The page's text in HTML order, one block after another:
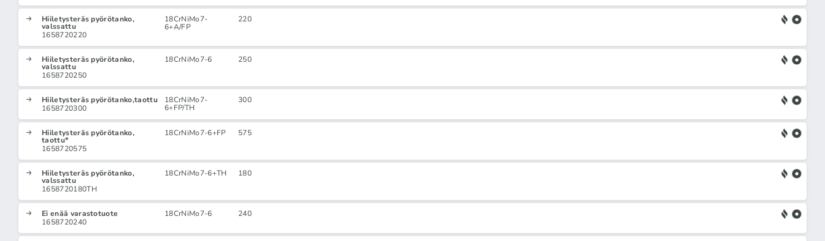
Hiiletysteräs pyörötanko,
valssattu
1658720220
18CrNiMo7-
6+A/FP
220
Hiiletysteräs pyörötanko,
valssattu
1658720250
18CrNiMo7-6 250
Hiiletysteräs pyörötanko,taottu
1658720300
18CrNiMo7-
6+FP/TH
300
Hiiletysteräs pyörötanko,
taottu*
1658720575
18CrNiMo7-6+FP 575
Hiiletysteräs pyörötanko,
valssattu
1658720180TH
18CrNiMo7-6+TH 180
Ei enää varastotuote
1658720240
18CrNiMo7-6 240